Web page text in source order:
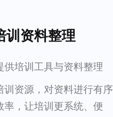
训资料整理
培训工具与资料整理
资源，对资料进行有序
率，让培训更系统、便